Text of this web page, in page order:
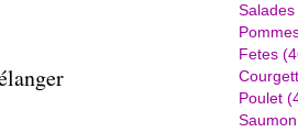
Salades
Fetes
Poulet
Saumon